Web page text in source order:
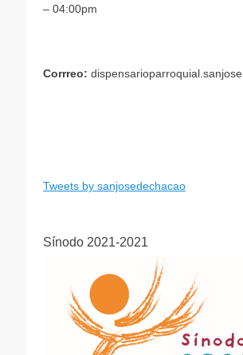
– 04:00pm
Corrreo:
Tweets by sanjosedechacao
Sínodo 2021-2021